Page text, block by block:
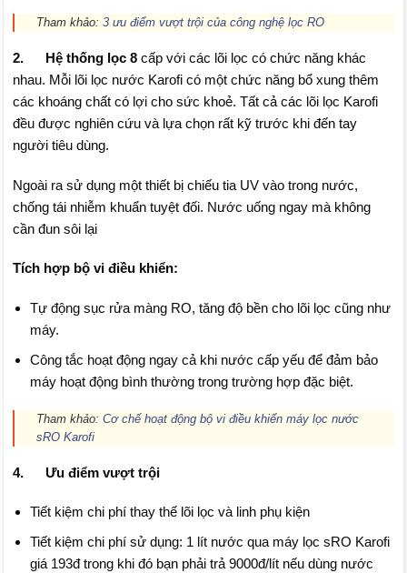
Tham khảo:3 ưu điểm vượt trội của công nghệ lọc RO
2. Hệ thống lọc 8cấp với các lõi lọc có chức năng khác
nhau. Mỗi lõi lọc nước Karofi có một chức năng bổ xung thêm
các khoáng chất có lợi cho sức khoẻ. Tất cả các lõi lọc Karofi
đều được nghiên cứu và lựa chọn rất kỹ trước khi đến tay
người tiêu dùng.
Ngoài ra sử dụng một thiết bị chiếu tia UV vào trong nước,
chống tái nhiễm khuẩn tuyệt đối. Nước uống ngay mà không
cần đun sôi lại
Tích hợp bộ vi điều khiển:
Tự động sục rửa màng RO, tăng độ bền cho lõi lọc cũng như
máy.
Công tắc hoạt động ngay cả khi nước cấp yếu để đảm bảo
máy hoạt động bình thường trong trường hợp đặc biệt.
Tham khảo:Cơ chế hoạt động bộ vi điều khiển máy lọc nước
sRO Karofi
4. Ưu điểm vượt trội
Tiết kiệm chi phí thay thế lõi lọc và linh phụ kiện
Tiết kiệm chi phí sử dụng: 1 lít nước qua máy lọc sRO Karofi
giá 193đ trong khi đó bạn phải trả 9000đ/lít nếu dùng nước